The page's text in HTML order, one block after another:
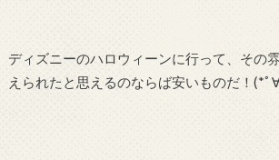
ディズニーのハロウィーンに行って、その
えられたと思えるのならば安いものだ！(*ﾟ